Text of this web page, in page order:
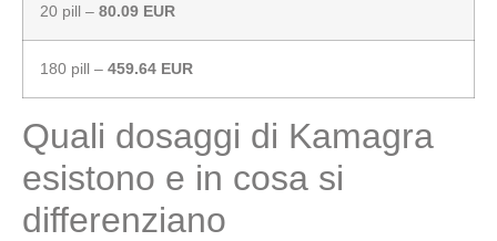
20 pill – 80.09 EUR
180 pill – 459.64 EUR
Quali dosaggi di Kamagra
esistono e in cosa si
differenziano